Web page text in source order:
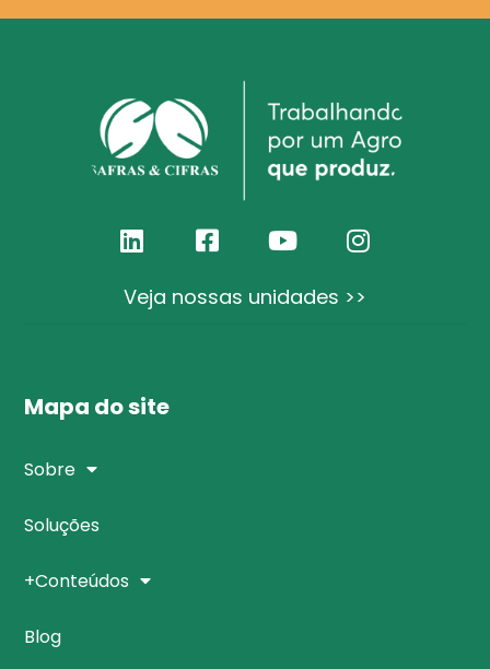
Veja nossas unidades >>
Mapa do site
Sobre
Soluções
+Conteúdos
Blog